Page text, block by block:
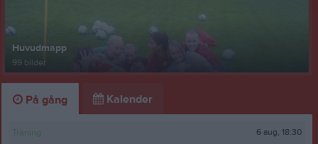
Huvudmapp
99 bilder
På gång Kalender
Träning 6 aug, 18:30